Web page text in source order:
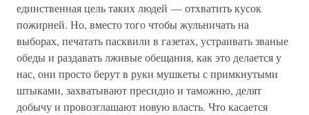
единственная цель таких людей — отхватить кусок
пожирней. Но, вместо того чтобы жульничать на
выборах, печатать пасквили в газетах, устраивать званые
обеды и раздавать лживые обещания, как это делается у
нас, они просто берут в руки мушкеты с примкнутыми
штыками, захватывают пресидио и таможню, делят
добычу и провозглашают новую власть. Что касается